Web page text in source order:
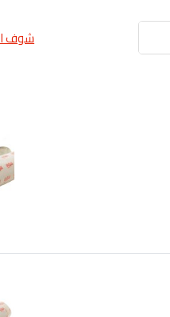
شوف